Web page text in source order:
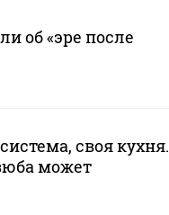
об «эре после
своя кухня.
может